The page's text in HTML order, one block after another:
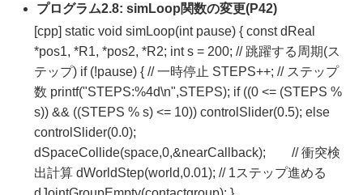
プログラム2.8: simLoop関数の変更(P42)
[cpp] static void simLoop(int pause) { const dReal
*pos1, *R1, *pos2, *R2; int s = 200; // 跳躍する周期(ス
テップ) if (!pause) { // 一時停止 STEPS++; // ステップ
数 printf("STEPS:%4d\n",STEPS); if ((0 <= (STEPS %
s)) && ((STEPS % s) <= 10)) controlSlider(0.5); else
controlSlider(0.0);
dSpaceCollide(space,0,&nearCallback); // 衝突検
出計算 dWorldStep(world,0.01); // 1ステップ進める